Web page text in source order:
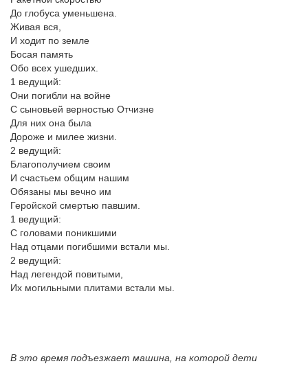
До глобуса уменьшена.
Живая вся,
И ходит по земле
Босая память
Обо всех ушедших.
1 ведущий:
Они погибли на войне
С сыновьей верностью Отчизне
Для них она была
Дороже и милее жизни.
2 ведущий:
Благополучием своим
И счастьем общим нашим
Обязаны мы вечно им
Геройской смертью павшим.
1 ведущий:
С головами поникшими
Над отцами погибшими встали мы.
2 ведущий:
Над легендой повитыми,
Их могильными плитами встали мы.
В это время подъезжает машина, на которой дети